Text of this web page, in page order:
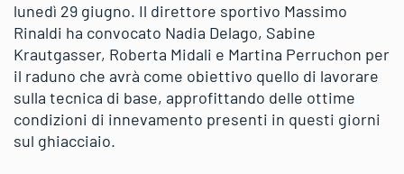
lunedì 29 giugno. Il direttore sportivo Massimo
Rinaldi ha convocato Nadia Delago, Sabine
Krautgasser, Roberta Midali e Martina Perruchon per
il raduno che avrà come obiettivo quello di lavorare
sulla tecnica di base, approfittando delle ottime
condizioni di innevamento presenti in questi giorni
sul ghiacciaio.